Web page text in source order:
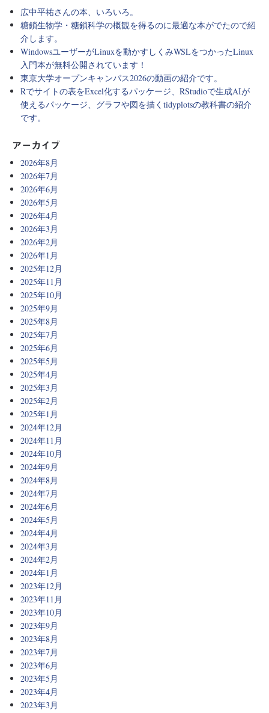
広中平祐さんの本、いろいろ。
糖鎖生物学・糖鎖科学の概観を得るのに最適な本がでたので紹
介します。
WindowsユーザーがLinuxを動かすしくみWSLをつかったLinux
入門本が無料公開されています！
東京大学オープンキャンパス2026の動画の紹介です。
Rでサイトの表をExcel化するパッケージ、RStudioで生成AIが
使えるパッケージ、グラフや図を描くtidyplotsの教科書の紹介
です。
アーカイブ
2026年8月
2026年7月
2026年6月
2026年5月
2026年4月
2026年3月
2026年2月
2026年1月
2025年12月
2025年11月
2025年10月
2025年9月
2025年8月
2025年7月
2025年6月
2025年5月
2025年4月
2025年3月
2025年2月
2025年1月
2024年12月
2024年11月
2024年10月
2024年9月
2024年8月
2024年7月
2024年6月
2024年5月
2024年4月
2024年3月
2024年2月
2024年1月
2023年12月
2023年11月
2023年10月
2023年9月
2023年8月
2023年7月
2023年6月
2023年5月
2023年4月
2023年3月